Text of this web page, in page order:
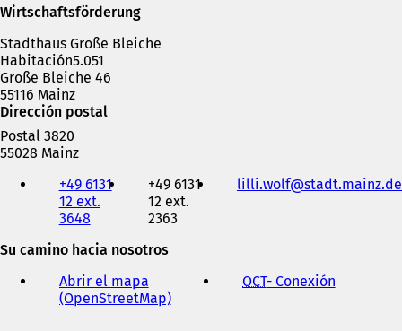
Wirtschaftsförderung
Stadthaus Große Bleiche
Habitación5.051
Große Bleiche 46
55116 Mainz
Dirección postal
Postal 3820
55028 Mainz
dirección
correo
electrónico
+49 6131
12 ext.
3648
+49 6131
12 ext.
2363
lilli.wolf stadt.mainz de
Su camino hacia nosotros
Abrir el mapa
(OpenStreetMap)(
OCT- Conexión